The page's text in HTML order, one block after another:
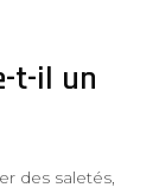
t-il un
des saletés,